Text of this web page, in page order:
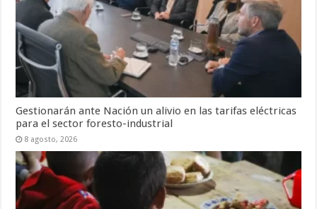
Gestionarán ante Nación un alivio en las tarifas eléctricas
para el sector foresto-industrial
8 agosto, 2026